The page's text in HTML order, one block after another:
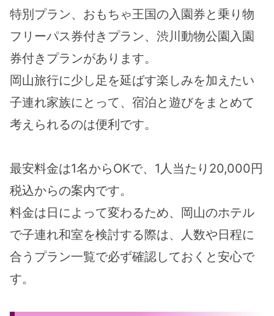
特別プラン、おもちゃ王国の入園券と乗り物
フリーパス券付きプラン、渋川動物公園入園
券付きプランがあります。
岡山旅行に少し足を延ばす楽しみを加えたい
子連れ家族にとって、宿泊と遊びをまとめて
考えられるのは便利です。
最安料金は1名からOKで、1人当たり20,000円
税込からの案内です。
料金は日によって変わるため、岡山のホテル
で子連れ和室を検討する際は、人数や日程に
合うプラン一覧で必ず確認しておくと安心で
す。